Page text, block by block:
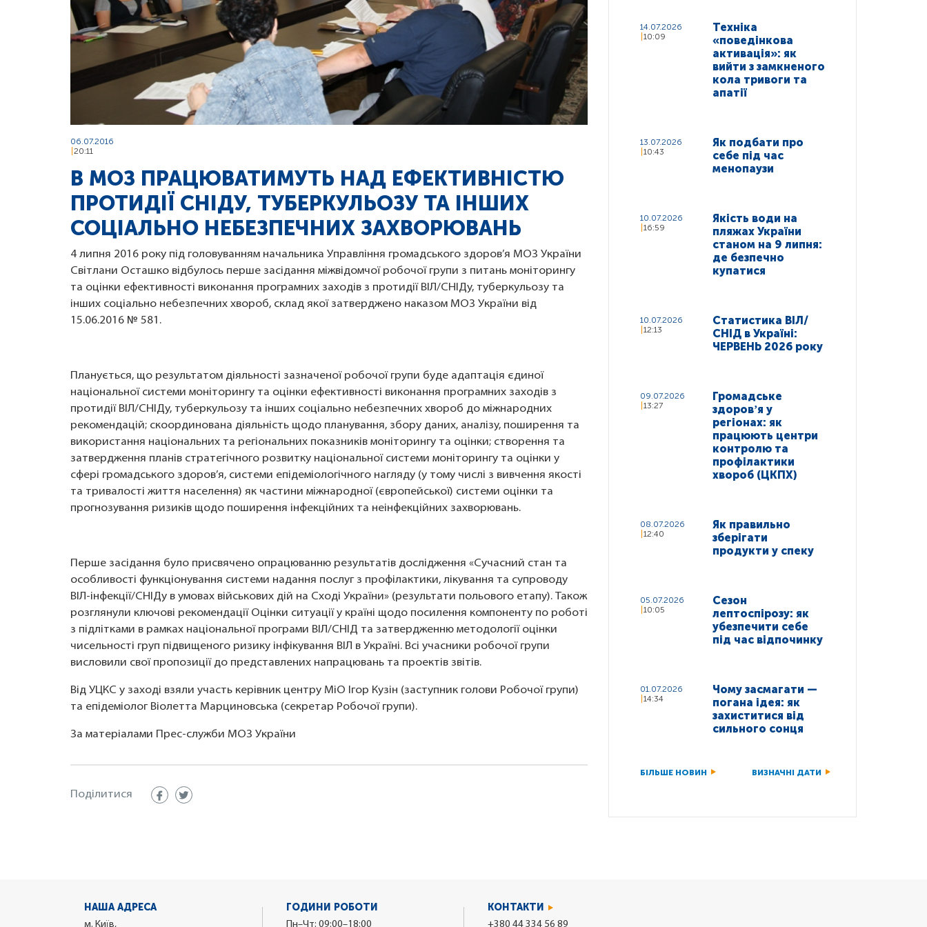
06.07.2016
20:11
В МОЗ ПРАЦЮВАТИМУТЬ НАД ЕФЕКТИВНІСТЮ
ПРОТИДІЇ СНІДУ, ТУБЕРКУЛЬОЗУ ТА ІНШИХ
СОЦІАЛЬНО НЕБЕЗПЕЧНИХ ЗАХВОРЮВАНЬ
4 липня 2016 року під головуванням начальника Управління громадського здоров’я МОЗ України
Світлани Осташко відбулось перше засідання міжвідомчої робочої групи з питань моніторингу
та оцінки ефективності виконання програмних заходів з протидії ВІЛ/СНІДу, туберкульозу та
інших соціально небезпечних хвороб, склад якої затверджено наказом МОЗ України від
15.06.2016 № 581.
Планується, що результатом діяльності зазначеної робочої групи буде адаптація єдиної
національної системи моніторингу та оцінки ефективності виконання програмних заходів з
протидії ВІЛ/СНІДу, туберкульозу та інших соціально небезпечних хвороб до міжнародних
рекомендацій; скоординована діяльність щодо планування, збору даних, аналізу, поширення та
використання національних та регіональних показників моніторингу та оцінки; створення та
затвердження планів стратегічного розвитку національної системи моніторингу та оцінки у
сфері громадського здоров’я, системи епідеміологічного нагляду (у тому числі з вивчення якості
та тривалості життя населення) як частини міжнародної (європейської) системи оцінки та
прогнозування ризиків щодо поширення інфекційних та неінфекційних захворювань.
Перше засідання було присвячено опрацюванню результатів дослідження «Сучасний стан та
особливості функціонування системи надання послуг з профілактики, лікування та супроводу
ВІЛ-інфекції/СНІДу в умовах військових дій на Сході України» (результати польового етапу). Також
розглянули ключові рекомендації Оцінки ситуації у країні щодо посилення компоненту по роботі
з підлітками в рамках національної програми ВІЛ/СНІД та затвердженню методології оцінки
чисельності груп підвищеного ризику інфікування ВІЛ в Україні. Всі учасники робочої групи
висловили свої пропозиції до представлених напрацювань та проектів звітів.
Від УЦКС у заході взяли участь керівник центру МіО Ігор Кузін (заступник голови Робочої групи)
та епідеміолог Віолетта Марциновська (секретар Робочої групи).
За матеріалами Прес-служби МОЗ України
Поділитися
14.07.2026
10:09
Техніка
«поведінкова
активація»: як
вийти з замкненого
кола тривоги та
апатії
13.07.2026
10:43
Як подбати про
себе під час
менопаузи
10.07.2026
16:59
Якість води на
пляжах України
станом на 9 липня:
де безпечно
купатися
10.07.2026
12:13
Статистика ВІЛ/
СНІД в Україні:
ЧЕРВЕНЬ 2026 року
09.07.2026
13:27
Громадське
здоровʼя у
регіонах: як
працюють центри
контролю та
профілактики
хвороб (ЦКПХ)
08.07.2026
12:40
Як правильно
зберігати
продукти у спеку
05.07.2026
10:05
Сезон
лептоспірозу: як
убезпечити себе
під час відпочинку
01.07.2026
14:34
Чому засмагати —
погана ідея: як
захиститися від
сильного сонця
БІЛЬШЕ НОВИН ВИЗНАЧНІ ДАТИ
НАША АДРЕСА
м. Київ,
ГОДИНИ РОБОТИ
Пн–Чт: 09:00–18:00
КОНТАКТИ
+380 44 334 56 89